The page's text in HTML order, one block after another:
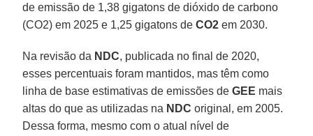
de emissão de 1,38 gigatons de dióxido de carbono
(CO2) em 2025 e 1,25 gigatons deCO2 em 2030.
Na revisão da NDC, publicada no final de 2020,
esses percentuais foram mantidos, mas têm como
linha de base estimativas de emissões deGEE mais
altas do que as utilizadas na NDC original, em 2005.
Dessa forma, mesmo com o atual nível de